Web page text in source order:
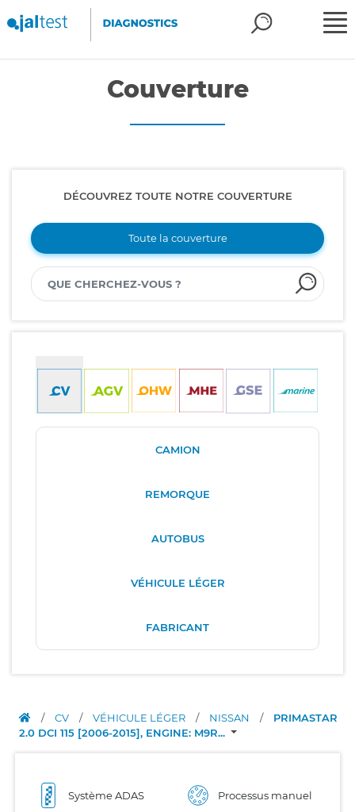
Couverture
DÉCOUVREZ TOUTE NOTRE COUVERTURE
Toute la couverture
CAMION
REMORQUE
AUTOBUS
VÉHICULE LÉGER
FABRICANT
/ CV / VÉHICULE LÉGER / NISSAN /
PRIMASTAR
2.0 DCI 115 [2006-2015], ENGINE: M9R...
Système ADAS Processus manuel